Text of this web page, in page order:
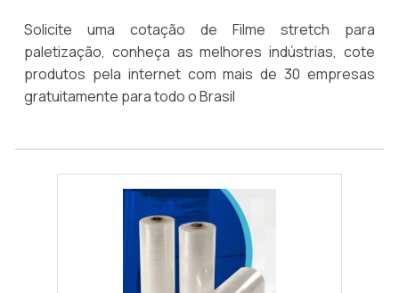
Solicite uma cotação de Filme stretch para
paletização, conheça as melhores indústrias, cote
produtos pela internet com mais de 30 empresas
gratuitamente para todo o Brasil